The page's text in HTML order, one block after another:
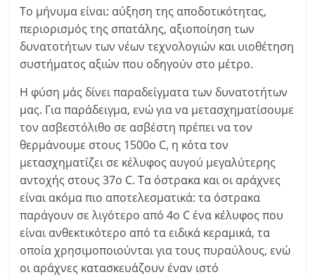
Το μήνυμα είναι: αύξηση της αποδοτικότητας,
περιορισμός της σπατάλης, αξιοποίηση των
δυνατοτήτων των νέων τεχνολογιών και υιοθέτηση
συστήματος αξιών που οδηγούν στο μέτρο.
Η φύση μάς δίνει παραδείγματα των δυνατοτήτων
μας. Για παράδειγμα, ενώ για να μετασχηματίσουμε
τον ασβεστόλιθο σε ασβέστη πρέπει να τον
θερμάνουμε στους 1500ο C, η κότα τον
μετασχηματίζει σε κέλυφος αυγού μεγαλύτερης
αντοχής στους 37o C. Τα όστρακα και οι αράχνες
είναι ακόμα πιο αποτελεσματικά: τα όστρακα
παράγουν σε λιγότερο από 4ο C ένα κέλυφος που
είναι ανθεκτικότερο από τα ειδικά κεραμικά, τα
οποία χρησιμοποιούνται για τους πυραύλους, ενώ
οι αράχνες κατασκευάζουν έναν ιστό